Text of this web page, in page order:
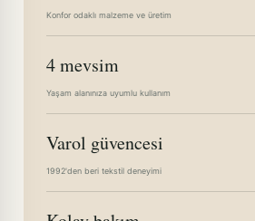
Konfor odaklı malzeme ve üretim
4 mevsim
Yaşam alanınıza uyumlu kullanım
Varol güvencesi
1992'den beri tekstil deneyimi